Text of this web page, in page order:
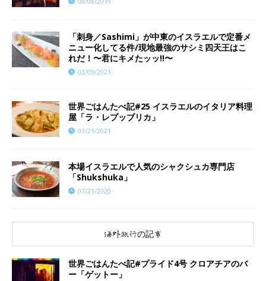
「刺身／Sashimi」が中東のイスラエルで定番メ
ニュー化してる件/現地最強のサシミ四天王はこ
れだ！〜君にキメたッッ!!〜
03/09/2021
世界ごはんたべ記#25 イスラエルのイタリア料理
屋「ラ・レプッブリカ」
03/21/2021
本場イスラエルで人気のシャクシュカ専門店
「Shukshuka」
07/21/2020
海外旅行の記事
世界ごはんたべ記#プライド4号 クロアチアのバ
ー「ゲットー」